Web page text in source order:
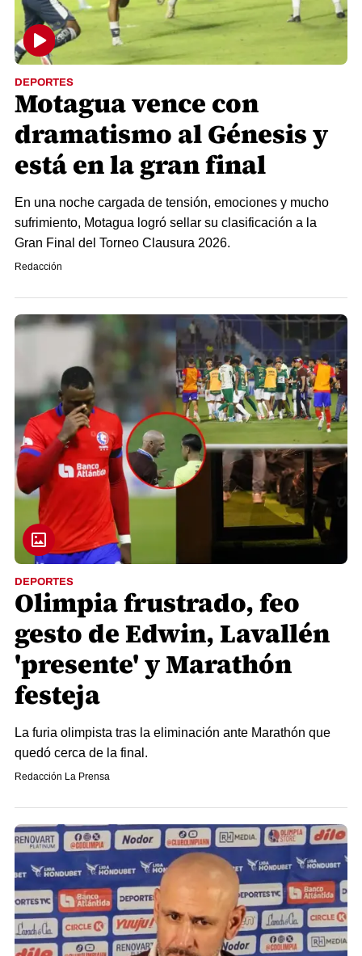
DEPORTES
Motagua vence con
dramatismo al Génesis y
está en la gran final
En una noche cargada de tensión, emociones y mucho
sufrimiento, Motagua logró sellar su clasificación a la
Gran Final del Torneo Clausura 2026.
Redacción
DEPORTES
Olimpia frustrado, feo
gesto de Edwin, Lavallén
'presente' y Marathón
festeja
La furia olimpista tras la eliminación ante Marathón que
quedó cerca de la final.
Redacción La Prensa